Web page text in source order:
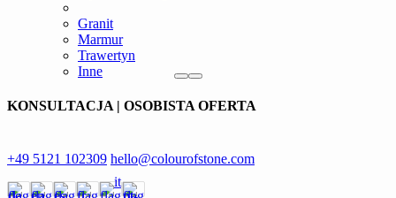
Granit
Marmur
Trawertyn
Inne
KONSULTACJA | OSOBISTA OFERTA
+49 5121 102309 hello@colourofstone.com